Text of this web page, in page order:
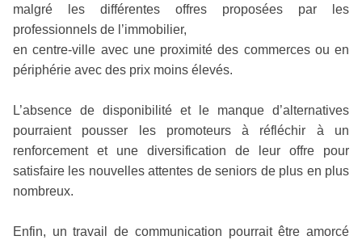
malgré les différentes offres proposées par les
professionnels de l’immobilier,
en centre-ville avec une proximité des commerces ou en
périphérie avec des prix moins élevés.
L’absence de disponibilité et le manque d’alternatives
pourraient pousser les promoteurs à réfléchir à un
renforcement et une diversification de leur offre pour
satisfaire les nouvelles attentes de seniors de plus en plus
nombreux.
Enfin, un travail de communication pourrait être amorcé